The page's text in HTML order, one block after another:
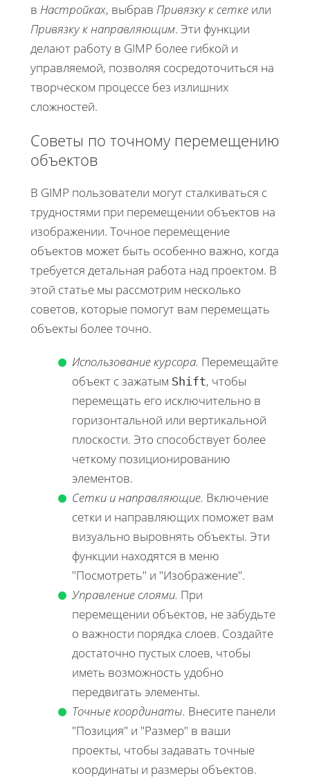
в Настройках, выбрав Привязку к сетке или
Привязку к направляющим. Эти функции
делают работу в GIMP более гибкой и
управляемой, позволяя сосредоточиться на
творческом процессе без излишних
сложностей.
Советы по точному перемещению
объектов
В GIMP пользователи могут сталкиваться с
трудностями при перемещении объектов на
изображении. Точное перемещение
объектов может быть особенно важно, когда
требуется детальная работа над проектом. В
этой статье мы рассмотрим несколько
советов, которые помогут вам перемещать
объекты более точно.
Использование курсора. Перемещайте
объект с зажатым Shift, чтобы
перемещать его исключительно в
горизонтальной или вертикальной
плоскости. Это способствует более
четкому позиционированию
элементов.
Сетки и направляющие. Включение
сетки и направляющих поможет вам
визуально выровнять объекты. Эти
функции находятся в меню
Посмотреть и Изображение .
Управление слоями. При
перемещении объектов, не забудьте
о важности порядка слоев. Создайте
достаточно пустых слоев, чтобы
иметь возможность удобно
передвигать элементы.
Точные координаты. Внесите панели
Позиция и Размер в ваши
проекты, чтобы задавать точные
координаты и размеры объектов.